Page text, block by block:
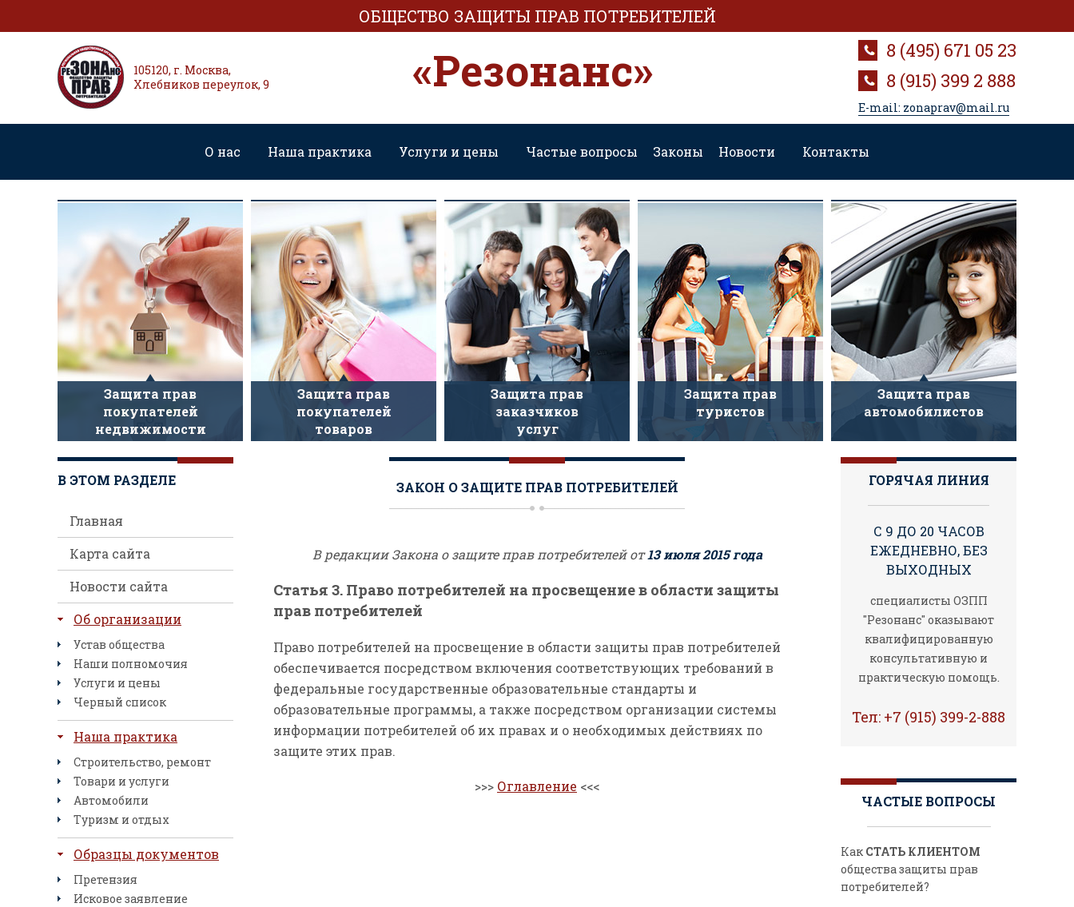
ОБЩЕСТВО ЗАЩИТЫ ПРАВ ПОТРЕБИТЕЛЕЙ
«Резонанс»
105120, г. Москва,
Хлебников переулок, 9
8 (495) 671 05 23
8 (915) 399 2 888
E-mail: zonaprav@mail.ru
О нас Наша практика Услуги и цены Частые вопросы Законы Новости Контакты
Защита прав
покупателей
недвижимости
Защита прав
покупателей
товаров
Защита прав
заказчиков
услуг
Защита прав
туристов
Защита прав
автомобилистов
В ЭТОМ РАЗДЕЛЕ
Главная
Карта сайта
Новости сайта
Об организации
Устав общества
Наши полномочия
Услуги и цены
Черный список
Наша практика
Строительство, ремонт
Товари и услуги
Автомобили
Туризм и отдых
Образцы документов
Претензия
Исковое заявление
ЗАКОН О ЗАЩИТЕ ПРАВ ПОТРЕБИТЕЛЕЙ
В редакции Закона о защите прав потребителей от13 июля 2015 года
Статья 3. Право потребителей на просвещение в области защиты
прав потребителей
Право потребителей на просвещение в области защиты прав потребителей
обеспечивается посредством включения соответствующих требований в
федеральные государственные образовательные стандарты и
образовательные программы, а также посредством организации системы
информации потребителей об их правах и о необходимых действиях по
защите этих прав.
>>> Оглавление <<<
ГОРЯЧАЯ ЛИНИЯ
С 9 ДО 20 ЧАСОВ
ЕЖЕДНЕВНО, БЕЗ
ВЫХОДНЫХ
специалисты ОЗПП
"Резонанс" оказывают
квалифицированную
консультативную и
практическую помощь.
Тел: +7 (915) 399-2-888
ЧАСТЫЕ ВОПРОСЫ
Как СТАТЬ КЛИЕНТОМ
общества защиты прав
потребителей?